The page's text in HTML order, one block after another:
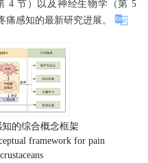
4 节）以及神经生物学（第 5
痛感知的最新研究进展。
的综合概念框架
framework for pain